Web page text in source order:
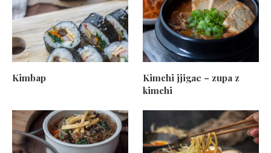
Kimbap
Kimchi jjigae – zupa z
kimchi